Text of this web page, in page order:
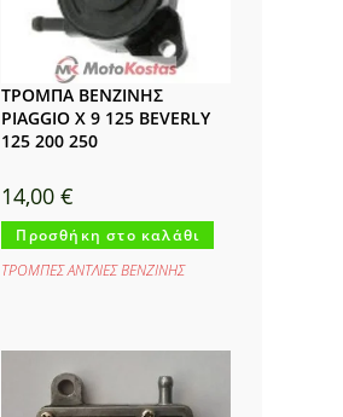
ΤΡΟΜΠΑ ΒΕΝΖΙΝΗΣ
PIAGGIO X 9 125 BEVERLY
125 200 250
14,00€
Προσθήκη στο καλάθι
ΤΡΟΜΠΕΣ ΑΝΤΛΙΕΣ ΒΕΝΖΙΝΗΣ